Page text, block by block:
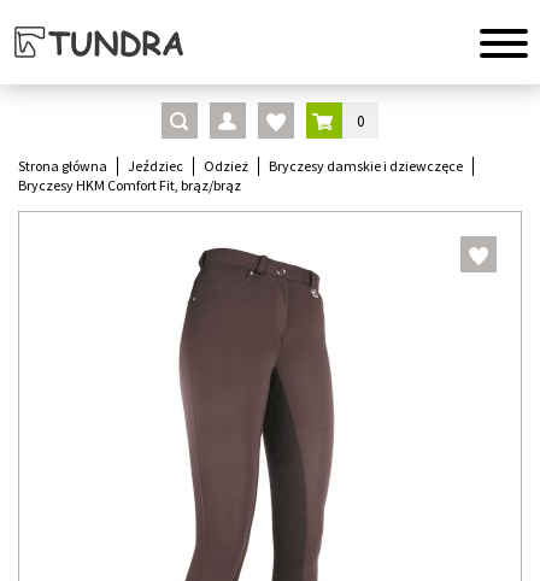
0
Strona główna Jeździec Odzież
Bryczesy damskie i dziewczęce
Bryczesy HKM Comfort Fit, brąz/brąz